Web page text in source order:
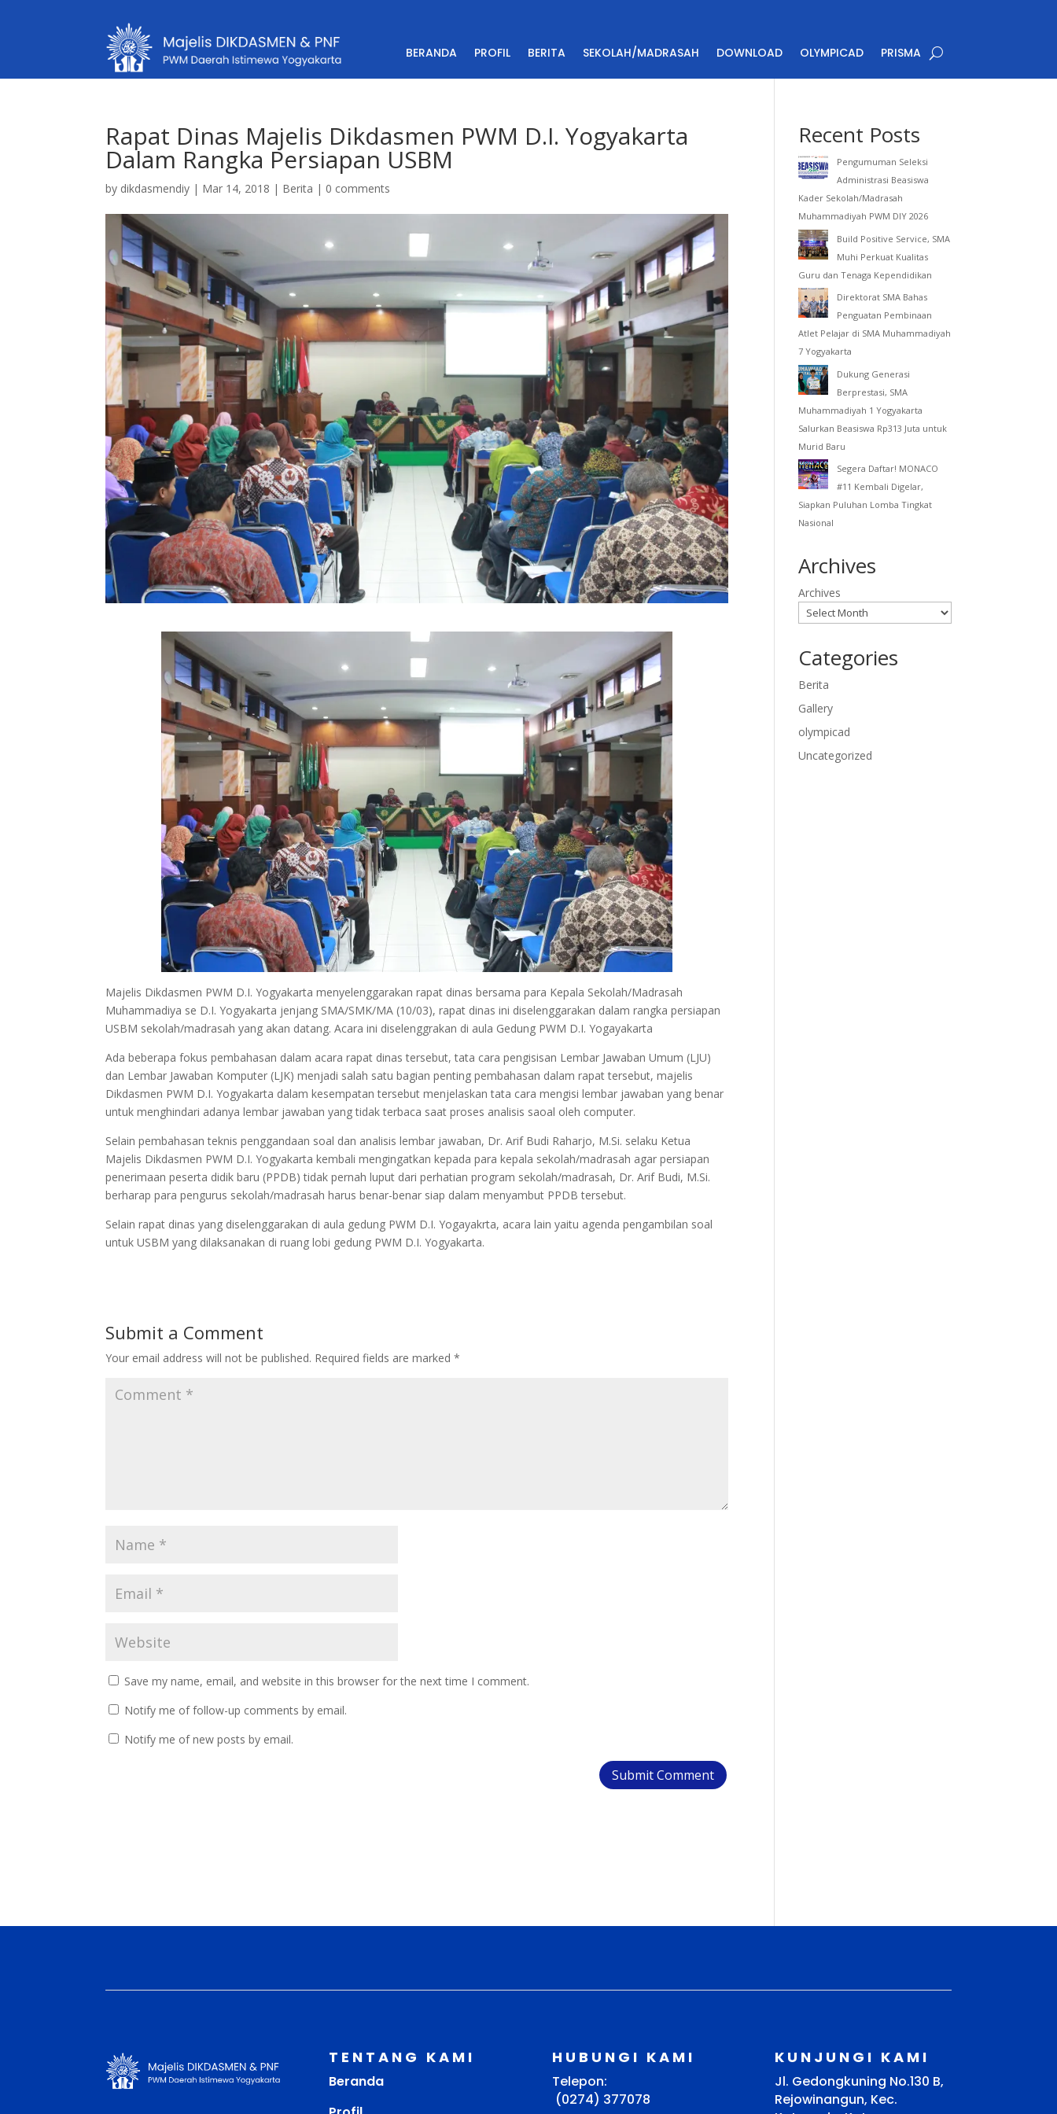
BERANDA PROFIL BERITA SEKOLAH/MADRASAH DOWNLOAD OLYMPICAD PRISMA
Rapat Dinas Majelis Dikdasmen PWM D.I. Yogyakarta
Dalam Rangka Persiapan USBM
by dikdasmendiy | Mar 14, 2018 | Berita | 0 comments
Majelis Dikdasmen PWM D.I. Yogyakarta menyelenggarakan rapat dinas bersama para Kepala Sekolah/Madrasah
Muhammadiya se D.I. Yogyakarta jenjang SMA/SMK/MA (10/03), rapat dinas ini diselenggarakan dalam rangka persiapan
USBM sekolah/madrasah yang akan datang. Acara ini diselenggrakan di aula Gedung PWM D.I. Yogayakarta
Ada beberapa fokus pembahasan dalam acara rapat dinas tersebut, tata cara pengisisan Lembar Jawaban Umum (LJU)
dan Lembar Jawaban Komputer (LJK) menjadi salah satu bagian penting pembahasan dalam rapat tersebut, majelis
Dikdasmen PWM D.I. Yogyakarta dalam kesempatan tersebut menjelaskan tata cara mengisi lembar jawaban yang benar
untuk menghindari adanya lembar jawaban yang tidak terbaca saat proses analisis saoal oleh computer.
Selain pembahasan teknis penggandaan soal dan analisis lembar jawaban, Dr. Arif Budi Raharjo, M.Si. selaku Ketua
Majelis Dikdasmen PWM D.I. Yogyakarta kembali mengingatkan kepada para kepala sekolah/madrasah agar persiapan
penerimaan peserta didik baru (PPDB) tidak pernah luput dari perhatian program sekolah/madrasah, Dr. Arif Budi, M.Si.
berharap para pengurus sekolah/madrasah harus benar-benar siap dalam menyambut PPDB tersebut.
Selain rapat dinas yang diselenggarakan di aula gedung PWM D.I. Yogayakrta, acara lain yaitu agenda pengambilan soal
untuk USBM yang dilaksanakan di ruang lobi gedung PWM D.I. Yogyakarta.
Submit a Comment
Your email address will not be published. Required fields are marked*
Save my name, email, and website in this browser for the next time I comment.
Notify me of follow-up comments by email.
Notify me of new posts by email.
Recent Posts
Pengumuman Seleksi
Administrasi Beasiswa
Kader Sekolah/Madrasah
Muhammadiyah PWM DIY 2026
Build Positive Service, SMA
Muhi Perkuat Kualitas
Guru dan Tenaga Kependidikan
Direktorat SMA Bahas
Penguatan Pembinaan
Atlet Pelajar di SMA Muhammadiyah
7 Yogyakarta
Dukung Generasi
Berprestasi, SMA
Muhammadiyah 1 Yogyakarta
Salurkan Beasiswa Rp313 Juta untuk
Murid Baru
Segera Daftar! MONACO
#11 Kembali Digelar,
Siapkan Puluhan Lomba Tingkat
Nasional
Archives
Archives
Categories
Berita
Gallery
olympicad
Uncategorized
TENTANG KAMI
Beranda
HUBUNGI KAMI
Telepon:
(0274) 377078
KUNJUNGI KAMI
Jl. Gedongkuning No.130 B,
Rejowinangun, Kec.